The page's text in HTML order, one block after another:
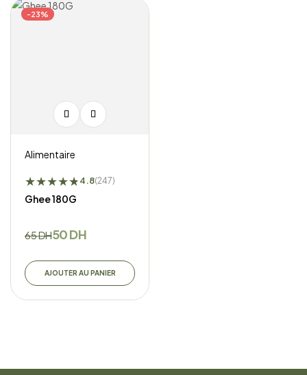
-23%
Alimentaire
★★★★★
★4.8(247)
Ghee 180G
65DH50DH
AJOUTER AU PANIER